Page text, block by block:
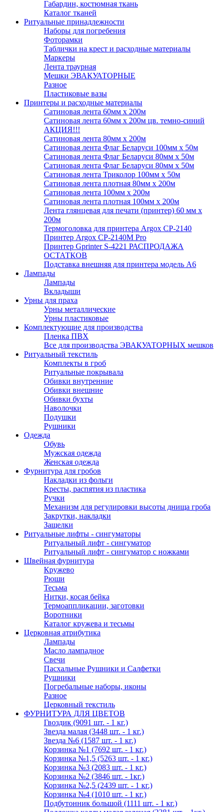
Габардин, костюмная ткань
Каталог тканей
Ритуальные принадлежности
Наборы для погребения
Фоторамки
Таблички на крест и расходные материалы
Маркеры
Лента траурная
Мешки ЭВАКУАТОРНЫЕ
Разное
Пластиковые вазы
Принтеры и расходные материалы
Сатиновая лента 60мм х 200м
Сатиновая лента 60мм х 200м цв. темно-синий
АКЦИЯ!!!
Сатиновая лента 80мм х 200м
Сатиновая лента Флаг Беларуси 100мм х 50м
Сатиновая лента Флаг Беларуси 80мм х 50м
Сатиновая лента Флаг Беларуси 80мм х 50м
Сатиновая лента Триколор 100мм х 50м
Сатиновая лента плотная 80мм х 200м
Сатиновая лента 100мм х 200м
Сатиновая лента плотная 100мм х 200м
Лента глянцевая для печати (принтер) 60 мм х
200м
Термоголовка для принтера Argox CP-2140
Принтер Argox CP-2140M Pro
Принтер Gprinter S-4221 РАСПРОДАЖА
ОСТАТКОВ
Подставка внешняя для принтера модель А6
Лампады
Лампады
Вкладыши
Урны для праха
Урны металлические
Урны пластиковые
Комплектующие для производства
Пленка ПВХ
Все для производства ЭВАКУАТОРНЫХ мешков
Ритуальный текстиль
Комплекты в гроб
Ритуальные покрывала
Обивки внутренние
Обивки внешние
Обивки бухты
Наволочки
Подушки
Рушники
Одежда
Обувь
Мужская одежда
Женская одежда
Фурнитура для гробов
Накладки из фольги
Кресты, распятия из пластика
Ручки
Механизм для регулировки высоты днища гроба
Закрутки, накладки
Защелки
Ритуальные лифты - сингуматоры
Ритуальный лифт - сингуматор
Ритуальный лифт - сингуматор с ножками
Швейная фурнитура
Кружево
Рюши
Тесьма
Нитки, косая бейка
Термоаппликации, заготовки
Воротники
Каталог кружева и тесьмы
Церковная атрибутика
Лампады
Масло лампадное
Свечи
Пасхальные Рушники и Салфетки
Рушники
Погребальные наборы, иконы
Разное
Церковный текстиль
ФУРНИТУРА ДЛЯ ЦВЕТОВ
Гвоздик (9091 шт. - 1 кг.)
Звезда малая (3448 шт. - 1 кг.)
Звезда №6 (1587 шт. - 1 кг.)
Корзинка №1 (7692 шт. - 1 кг.)
Корзинка №1,5 (5263 шт. - 1 кг.)
Корзинка №3 (2083 шт. - 1 кг.)
Корзинка №2 (3846 шт. - 1кг.)
Корзинка №2,5 (2439 шт. - 1 кг.)
Корзинка №4 (1010 шт. - 1 кг.)
Подбутонник большой (1111 шт. - 1 кг.)